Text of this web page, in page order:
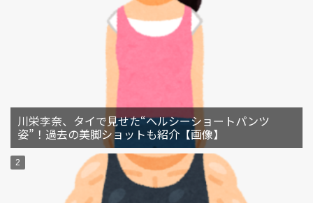
川栄李奈、タイで見せた“ヘルシーショートパンツ
姿”！過去の美脚ショットも紹介【画像】